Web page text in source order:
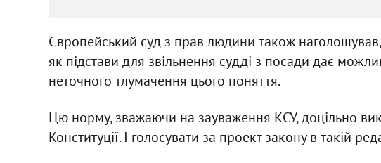
Європейський суд з прав людини також
як підстави для звільнення судді з посади дає
неточного тлумачення цього поняття.
Цю норму, зважаючи на зауваження КСУ, доцільно
Конституції. І голосувати за проект закону в такій